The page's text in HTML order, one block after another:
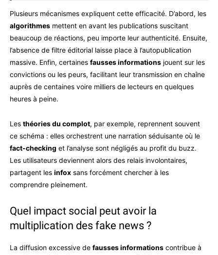
Plusieurs mécanismes expliquent cette efficacité. D’abord, les
algorithmes mettent en avant les publications suscitant
beaucoup de réactions, peu importe leur authenticité. Ensuite,
l’absence de filtre éditorial laisse place à l’autopublication
massive. Enfin, certaines fausses informations jouent sur les
convictions ou les peurs, facilitant leur transmission en chaîne
auprès de centaines voire milliers de lecteurs en quelques
heures à peine.
Les théories du complot, par exemple, reprennent souvent
ce schéma : elles orchestrent une narration séduisante où le
fact-checking et l’analyse sont négligés au profit du buzz.
Les utilisateurs deviennent alors des relais involontaires,
partagent les infox sans forcément chercher à les
comprendre pleinement.
Quel impact social peut avoir la
multiplication des fake news ?
La diffusion excessive de fausses informations contribue à